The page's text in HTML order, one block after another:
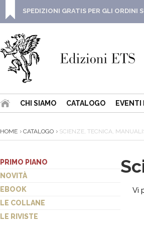
SPEDIZIONI GRATIS PER GLI ORDINI
CHI SIAMO CATALOGO EVENTI
HOME CATALOGO SCIENZE, TECNICA,
PRIMO PIANO
NOVITÀ
EBOOK
LE COLLANE
LE RIVISTE
Vi